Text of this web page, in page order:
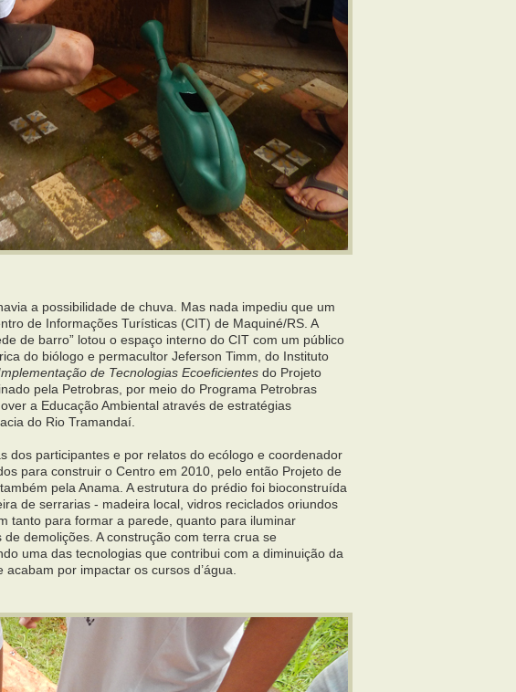
a possibilidade de chuva. Mas nada impediu que um
de Informações Turísticas (CIT) de Maquiné/RS. A
de barro” lotou o espaço interno do CIT com um público
do biólogo e permacultor Jeferson Timm, do Instituto
de Tecnologias Ecoeficientes do Projeto
pela Petrobras, por meio do Programa Petrobras
a Educação Ambiental através de estratégias
do Rio Tramandaí.
dos participantes e por relatos do ecólogo e coordenador
para construir o Centro em 2010, pelo então Projeto de
pela Anama. A estrutura do prédio foi bioconstruída
de serrarias - madeira local, vidros reciclados oriundos
tanto para formar a parede, quanto para iluminar
demolições. A construção com terra crua se
uma das tecnologias que contribui com a diminuição da
por impactar os cursos d’água.